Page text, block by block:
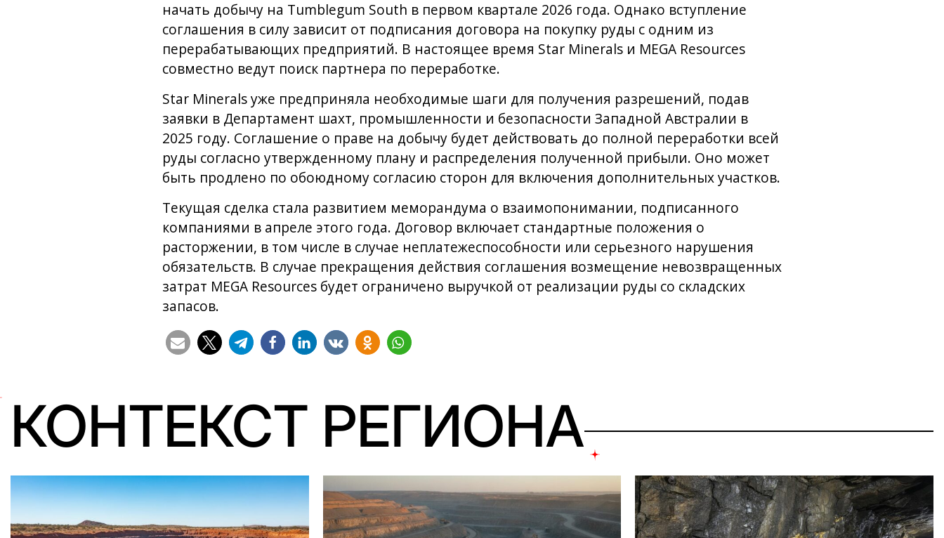
начать добычу на Tumblegum South в первом квартале 2026 года. Однако вступление
соглашения в силу зависит от подписания договора на покупку руды с одним из
перерабатывающих предприятий. В настоящее время Star Minerals и MEGA Resources
совместно ведут поиск партнера по переработке.
Star Minerals уже предприняла необходимые шаги для получения разрешений, подав
заявки в Департамент шахт, промышленности и безопасности Западной Австралии в
2025 году. Соглашение о праве на добычу будет действовать до полной переработки всей
руды согласно утвержденному плану и распределения полученной прибыли. Оно может
быть продлено по обоюдному согласию сторон для включения дополнительных участков.
Текущая сделка стала развитием меморандума о взаимопонимании, подписанного
компаниями в апреле этого года. Договор включает стандартные положения о
расторжении, в том числе в случае неплатежеспособности или серьезного нарушения
обязательств. В случае прекращения действия соглашения возмещение невозвращенных
затрат MEGA Resources будет ограничено выручкой от реализации руды со складских
запасов.
КОНТЕКСТ РЕГИОНА